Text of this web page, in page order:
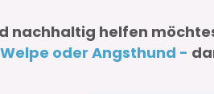
nachhaltig helfen
oder Angsthund -